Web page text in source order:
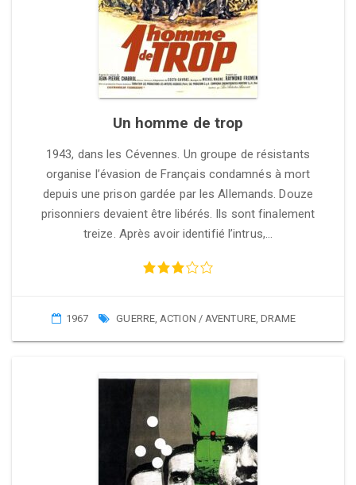
Un homme de trop
1943, dans les Cévennes. Un groupe de résistants
organise l’évasion de Français condamnés à mort
depuis une prison gardée par les Allemands. Douze
prisonniers devaient être libérés. Ils sont finalement
treize. Après avoir identifié l’intrus,…
1967 GUERRE,ACTION / AVENTURE,DRAME